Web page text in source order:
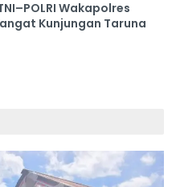
Wakapolres
Kunjungan Taruna